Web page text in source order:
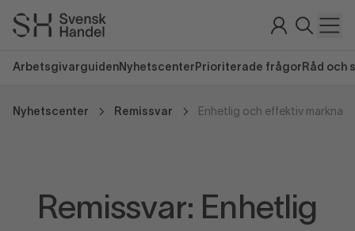
Arbetsgivarguiden Nyhetscenter Prioriterade frågor Råd och
Nyhetscenter Remissvar Enhetlig och effektiv
Remissvar: Enhetlig